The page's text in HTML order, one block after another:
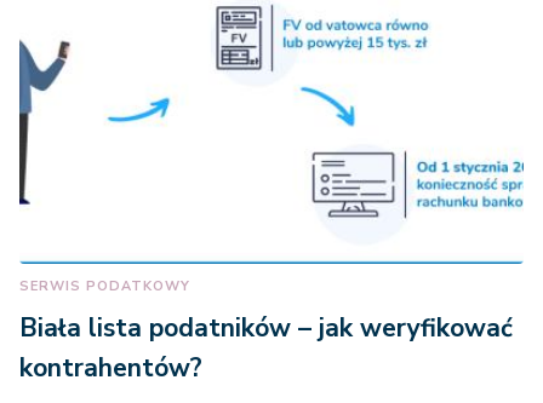
SERWIS PODATKOWY
Biała lista podatników – jak weryfikować
kontrahentów?